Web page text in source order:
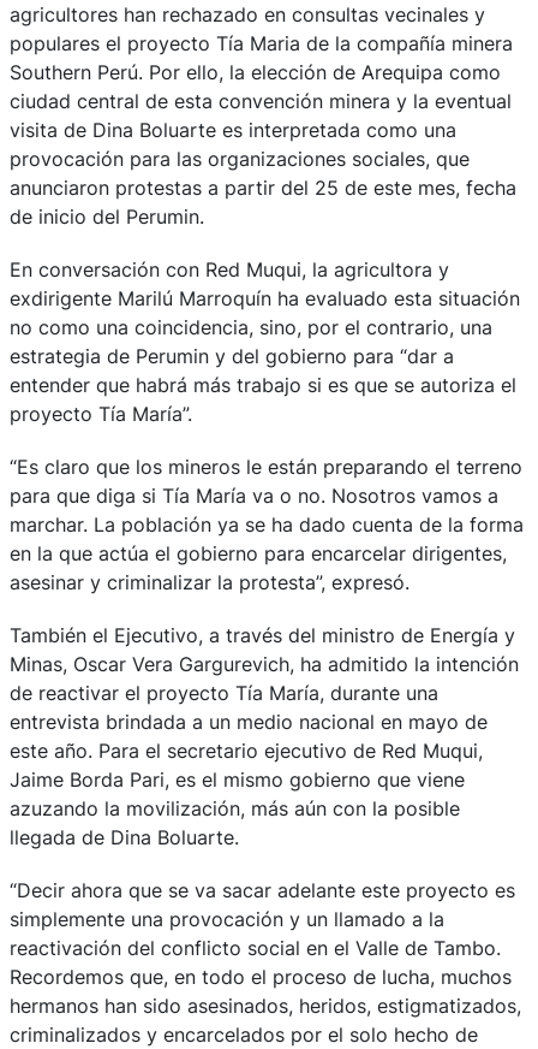
agricultores han rechazado en consultas vecinales y
populares el proyecto Tía Maria de la compañía minera
Southern Perú. Por ello, la elección de Arequipa como
ciudad central de esta convención minera y la eventual
visita de Dina Boluarte es interpretada como una
provocación para las organizaciones sociales, que
anunciaron protestas a partir del 25 de este mes, fecha
de inicio del Perumin.
En conversación con Red Muqui, la agricultora y
exdirigente Marilú Marroquín ha evaluado esta situación
no como una coincidencia, sino, por el contrario, una
estrategia de Perumin y del gobierno para “dar a
entender que habrá más trabajo si es que se autoriza el
proyecto Tía María”.
“Es claro que los mineros le están preparando el terreno
para que diga si Tía María va o no. Nosotros vamos a
marchar. La población ya se ha dado cuenta de la forma
en la que actúa el gobierno para encarcelar dirigentes,
asesinar y criminalizar la protesta”, expresó.
También el Ejecutivo, a través del ministro de Energía y
Minas, Oscar Vera Gargurevich, ha admitido la intención
de reactivar el proyecto Tía María, durante una
entrevista brindada a un medio nacional en mayo de
este año. Para el secretario ejecutivo de Red Muqui,
Jaime Borda Pari, es el mismo gobierno que viene
azuzando la movilización, más aún con la posible
llegada de Dina Boluarte.
“Decir ahora que se va sacar adelante este proyecto es
simplemente una provocación y un llamado a la
reactivación del conflicto social en el Valle de Tambo.
Recordemos que, en todo el proceso de lucha, muchos
hermanos han sido asesinados, heridos, estigmatizados,
criminalizados y encarcelados por el solo hecho de